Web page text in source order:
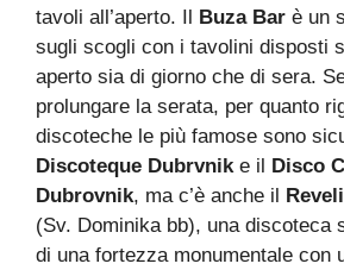
tavoli all’aperto. Il Buza Bar è un
sugli scogli con i tavolini disposti
aperto sia di giorno che di sera.
prolungare la serata, per quanto
discoteche le più famose sono
Discoteque Dubrvnike il Disco
Dubrovnik, ma c’è anche il
(Sv. Dominika bb), una discoteca
di una fortezza monumentale con